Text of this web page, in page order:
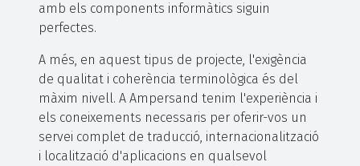
amb els components informàtics siguin
perfectes.
A més, en aquest tipus de projecte, l'exigència
de qualitat i coherència terminològica és del
màxim nivell. A Ampersand tenim l'experiència i
els coneixements necessaris per oferir-vos un
servei complet de traducció, internacionalització
i localització d'aplicacions en qualsevol